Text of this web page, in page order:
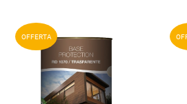
OFFERTA
Vista